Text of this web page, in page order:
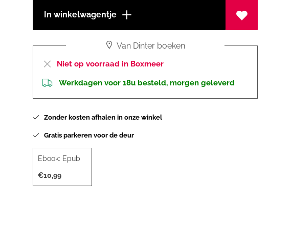
In winkelwagentje
Van Dinter boeken
Niet op voorraad in Boxmeer
Werkdagen voor 18u besteld, morgen geleverd
Zonder kosten afhalen in onze winkel
Gratis parkeren voor de deur
Ebook: Epub
€10,99